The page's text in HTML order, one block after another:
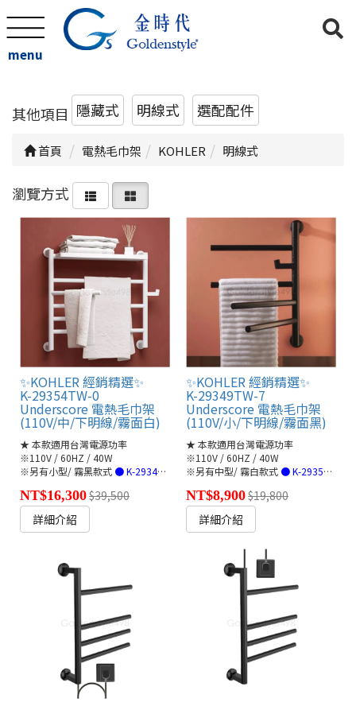
menu
其他項目 隱藏式 明線式 選配配件
首頁 電熱毛巾架 KOHLER 明線式
瀏覽方式
✨KOHLER 經銷精選✨
K-29354TW-0
Underscore 電熱毛巾架
(110V/中/下明線/霧面白)
★ 本款適用台灣電源功率
※110V / 60HZ / 40W
※另有小型/ 霧黑款式 ● K-29349TW-7(連結)
NT$16,300$39,500
詳細介紹
✨KOHLER 經銷精選✨
K-29349TW-7
Underscore 電熱毛巾架
(110V/小/下明線/霧面黑)
★ 本款適用台灣電源功率
※110V / 60HZ / 40W
※另有中型/ 霧白款式 ● K-29354TW-0(連結)
NT$8,900$19,800
詳細介紹